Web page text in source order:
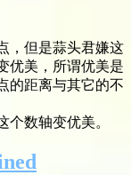
，但是蒜头君嫌这
优美，所谓优美是
的距离与其它的不
数轴变优美。